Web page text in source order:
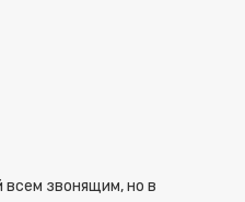
всем звонящим, но в